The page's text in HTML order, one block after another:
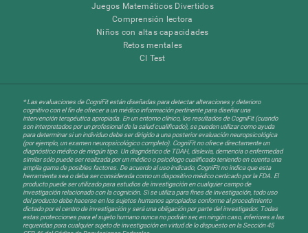
Juegos Matemáticos Divertidos
Comprensión lectora
Niños con altas capacidades
Retos mentales
CI Test
* Las evaluaciones de CogniFit están diseñadas para detectar alteraciones y deterioro
cognitivo con el fin de ofrecer a un médico información pertinente para diseñar una
intervención terapéutica apropiada. En un entorno clínico, los resultados de CogniFit (cuando
son interpretados por un profesional de la salud cualificado), se pueden utilizar como ayuda
para determinar si un individuo debe ser dirigido a una posterior evaluación neuropsicológica
(por ejemplo, un examen neuropsicológico completo). CogniFit no ofrece directamente un
diagnóstico médico de ningún tipo. Un diagnóstico de TDAH, dislexia, demencia o enfermedad
similar sólo puede ser realizada por un médico o psicólogo cualificado teniendo en cuenta una
amplia gama de posibles factores. De acuerdo al uso indicado, CogniFit no indica que esta
herramienta sea o deba ser considerada como un dispositivo médico certicado por la FDA. El
producto puede ser utilizado para estudios de investigación en cualquier campo de
investigación relacionado con la cognición. Si se utiliza para fines de investigación, todo uso
del producto debe hacerse en los sujetos humanos apropiados conforme al procedimiento
dictado por el centro de investigación y será una obligación por parte del investigador. Todas
estas protecciones para el sujeto humano nunca no podrán ser, en ningún caso, inferiores a las
requeridas para cualquier sujeto de investigación en virtud de lo dispuesto en la Sección 45